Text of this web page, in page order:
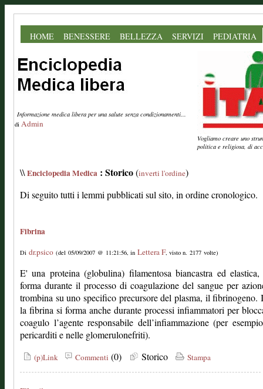
HOME BENESSERE BELLEZZA SERVIZI PEDIATRIA
Informazione medica libera per una salute senza condizionamenti...
di Admin
Vogliamo creare uno
politica e religiosa, di
\\Enciclopedia Medica : Storico(inverti l'ordine)
Di seguito tutti i lemmi pubblicati sul sito, in ordine cronologico.
Fibrina
Di dr.psico (del 05/09/2007 @ 11:21:56, in Lettera F, visto n. 2177 volte)
E' una proteina (globulina) filamentosa biancastra ed
forma durante il processo di coagulazione del sangue per
trombina su uno specifico precursore del plasma, il fibrinogeno.
la fibrina si forma anche durante processi infiammatori per
coagulo l’agente responsabile dell’infiammazione (per
pericarditi e nelle glomerulonefriti).
(p)Link Commenti (0) Storico Stampa